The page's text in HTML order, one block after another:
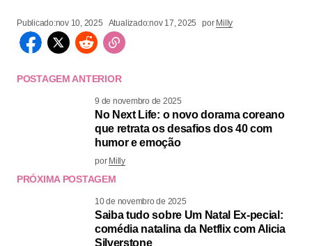
Publicado:nov 10, 2025 Atualizado:nov 17, 2025 por Milly
POSTAGEM ANTERIOR
9 de novembro de 2025
No Next Life: o novo dorama coreano
que retrata os desafios dos 40 com
humor e emoção
por Milly
PRÓXIMA POSTAGEM
10 de novembro de 2025
Saiba tudo sobre Um Natal Ex-pecial:
comédia natalina da Netflix com Alicia
Silverstone